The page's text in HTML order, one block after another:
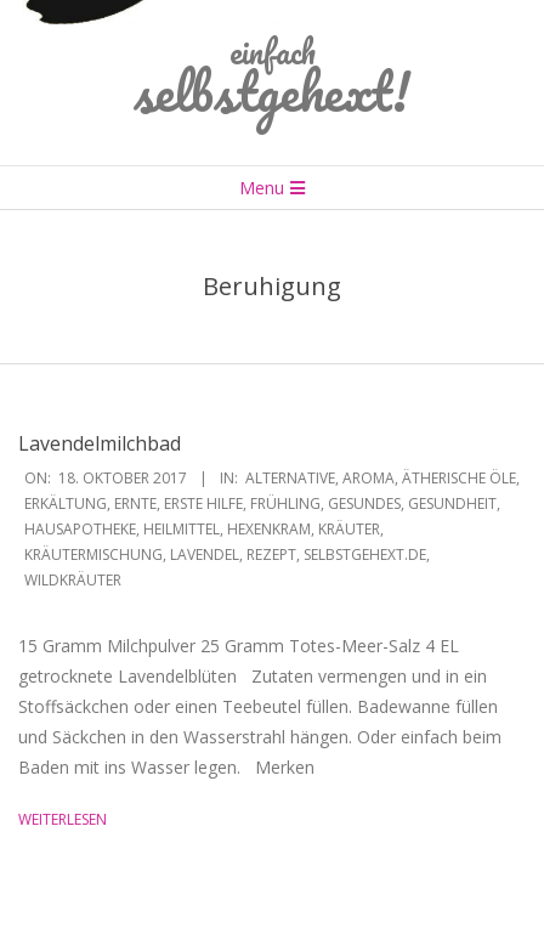
einfach
selbstgehext!
Navigation
Menu
Beruhigung
Lavendelmilchbad
2017-
10-
18
ON: 18. OKTOBER 2017 IN: ALTERNATIVE, AROMA, ÄTHERISCHE ÖLE,
ERKÄLTUNG, ERNTE, ERSTE HILFE, FRÜHLING, GESUNDES, GESUNDHEIT,
HAUSAPOTHEKE, HEILMITTEL, HEXENKRAM, KRÄUTER,
KRÄUTERMISCHUNG, LAVENDEL, REZEPT, SELBSTGEHEXT.DE,
WILDKRÄUTER
15 Gramm Milchpulver 25 Gramm Totes-Meer-Salz 4 EL
getrocknete Lavendelblüten Zutaten vermengen und in ein
Stoffsäckchen oder einen Teebeutel füllen. Badewanne füllen
und Säckchen in den Wasserstrahl hängen. Oder einfach beim
Baden mit ins Wasser legen. Merken
WEITERLESEN